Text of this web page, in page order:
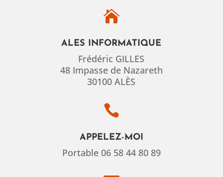

ALES INFORMATIQUE
Frédéric GILLES
48 Impasse de Nazareth
30100 ALÈS

APPELEZ-MOI
Portable 06 58 44 80 89